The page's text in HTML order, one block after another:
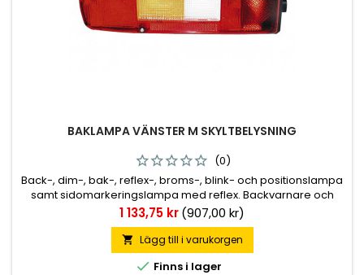
BAKLAMPA VÄNSTER M SKYLTBELYSNING
(0)
Back-, dim-, bak-, reflex-, broms-, blink- och positionslampa
samt sidomarkeringslampa med reflex. Backvarnare och
skyltbelysning till vissa modeller. Se artikellista för rätt
utförande. Kabelingång med 7-polig AMP-kontakt med
runda stift på sidan. M8 fästbultar. Originalmonterad på
Volvo.
Pris
1 133,75 kr(907,00 kr)
 Lägg till i varukorgen
 Finns i lager